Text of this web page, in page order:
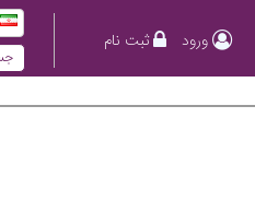
ورود ثبت نام